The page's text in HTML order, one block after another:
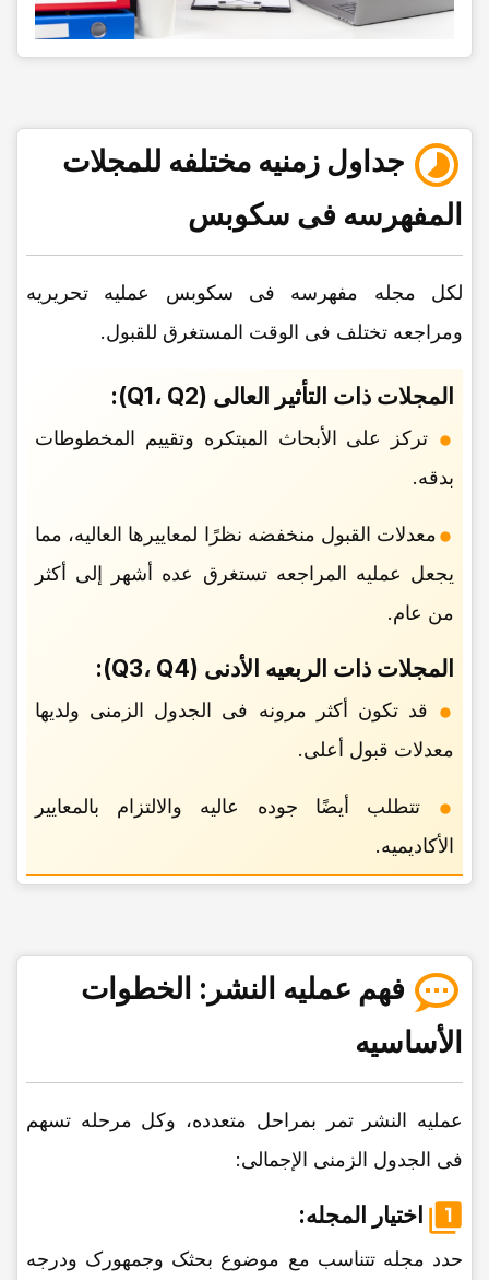
جداول زمنیه مختلفه للمجلات
المفهرسه فی سکوبس
لکل مجله مفهرسه فی سکوبس عملیه تحریریه
ومراجعه تختلف فی الوقت المستغرق للقبول.
المجلات ذات التأثیر العالی (Q1، Q2):
ترکز على الأبحاث المبتکره وتقییم المخطوطات
بدقه.
معدلات القبول منخفضه نظرًا لمعاییرها العالیه، مما
یجعل عملیه المراجعه تستغرق عده أشهر إلى أکثر
من عام.
المجلات ذات الربعیه الأدنى (Q3، Q4):
قد تکون أکثر مرونه فی الجدول الزمنی ولدیها
معدلات قبول أعلى.
تتطلب أیضًا جوده عالیه والالتزام بالمعاییر
الأکادیمیه.
فهم عملیه النشر: الخطوات
الأساسیه
عملیه النشر تمر بمراحل متعدده، وکل مرحله تسهم
فی الجدول الزمنی الإجمالی:
اختیار المجله:
حدد مجله تتناسب مع موضوع بحثک وجمهورک ودرجه